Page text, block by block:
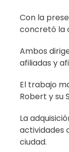
Con la
concretó la
Ambos
afiliadas y
El trabajo
Robert y su
La
actividades
ciudad.